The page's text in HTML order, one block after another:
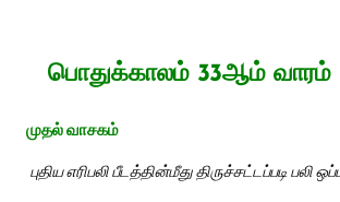
பொதுக்காலம் 33ஆம் வாரம்
முதல் வாசகம்
புதிய எரிபலி பீடத்தின்மீது திருச்சட்டப்படி பலி